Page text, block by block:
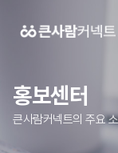
홍보센터
큰사람커넥트의 주요